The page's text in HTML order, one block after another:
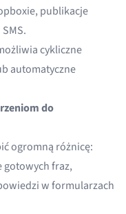
publikacje
cykliczne
automatyczne
do
ogromną różnicę:
fraz,
w formularzach